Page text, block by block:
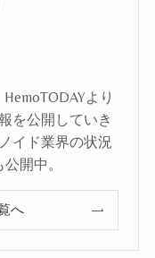
より
を公開していき
イド業界の状況
開中。
へ